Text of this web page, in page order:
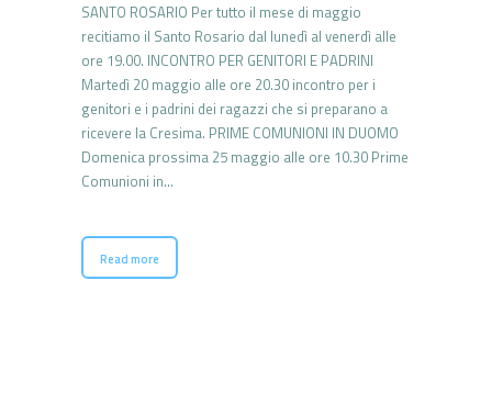
SANTO ROSARIO Per tutto il mese di maggio
recitiamo il Santo Rosario dal lunedì al venerdì alle
ore 19.00. INCONTRO PER GENITORI E PADRINI
Martedì 20 maggio alle ore 20.30 incontro per i
genitori e i padrini dei ragazzi che si preparano a
ricevere la Cresima. PRIME COMUNIONI IN DUOMO
Domenica prossima 25 maggio alle ore 10.30 Prime
Comunioni in…
Read more